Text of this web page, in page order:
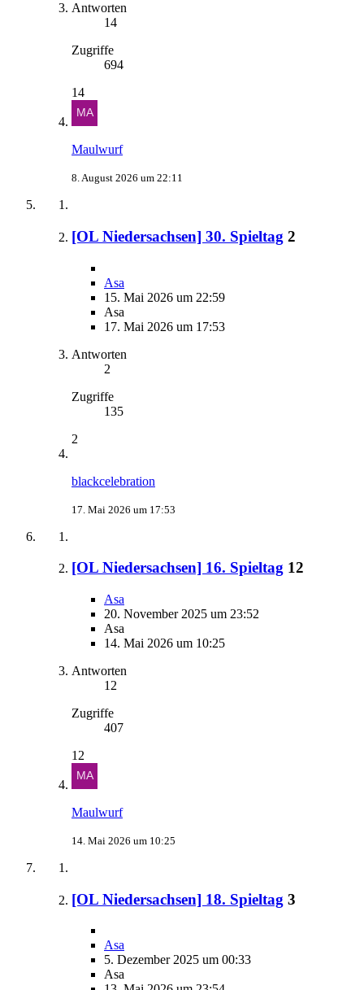
Antworten
14
Zugriffe
694
14
Maulwurf
8. August 2026 um 22:11
[OL Niedersachsen] 30. Spieltag 2
Asa
15. Mai 2026 um 22:59
Asa
17. Mai 2026 um 17:53
Antworten
2
Zugriffe
135
2
blackcelebration
17. Mai 2026 um 17:53
[OL Niedersachsen] 16. Spieltag 12
Asa
20. November 2025 um 23:52
Asa
14. Mai 2026 um 10:25
Antworten
12
Zugriffe
407
12
Maulwurf
14. Mai 2026 um 10:25
[OL Niedersachsen] 18. Spieltag 3
Asa
5. Dezember 2025 um 00:33
Asa